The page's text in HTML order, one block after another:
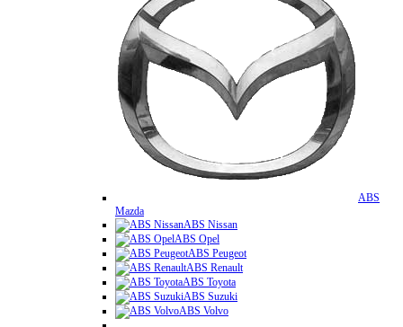
ABS
Mazda
ABS Nissan
ABS Opel
ABS Peugeot
ABS Renault
ABS Toyota
ABS Suzuki
ABS Volvo